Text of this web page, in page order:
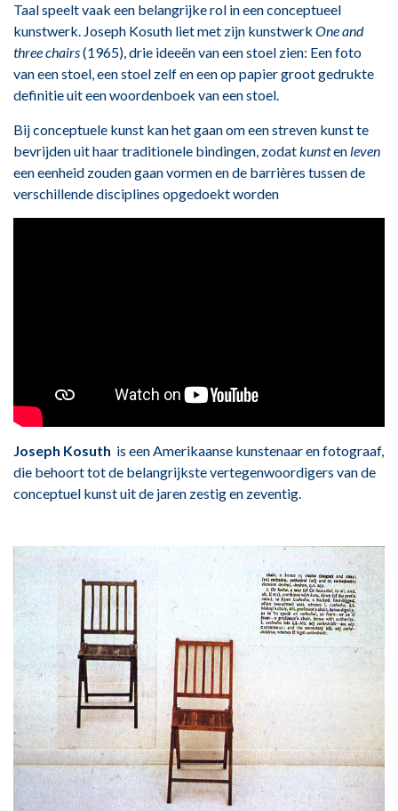
Taal speelt vaak een belangrijke rol in een conceptueel
kunstwerk. Joseph Kosuth liet met zijn kunstwerk One and
three chairs(1965), drie ideeën van een stoel zien: Een foto
van een stoel, een stoel zelf en een op papier groot gedrukte
definitie uit een woordenboek van een stoel.
Bij conceptuele kunst kan het gaan om een streven kunst te
bevrijden uit haar traditionele bindingen, zodatkunstenleven
een eenheid zouden gaan vormen en de barrières tussen de
verschillende disciplines opgedoekt worden
Joseph Kosuth is een Amerikaanse kunstenaar en fotograaf,
die behoort tot de belangrijkste vertegenwoordigers van de
conceptuel kunst uit de jaren zestig en zeventig.